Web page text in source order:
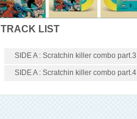
TRACK LIST
SIDE A : Scratchin killer combo part.3
SIDE A : Scratchin killer combo part.4